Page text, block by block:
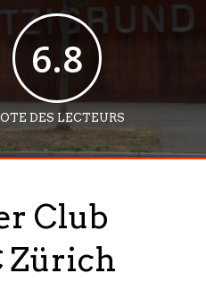
6.8
DES LECTEURS
Club
Zürich